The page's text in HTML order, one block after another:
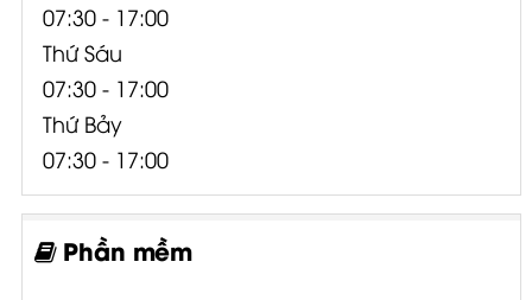
07:30 - 17:00
Thứ Sáu
07:30 - 17:00
Thứ Bảy
07:30 - 17:00
Phần mềm